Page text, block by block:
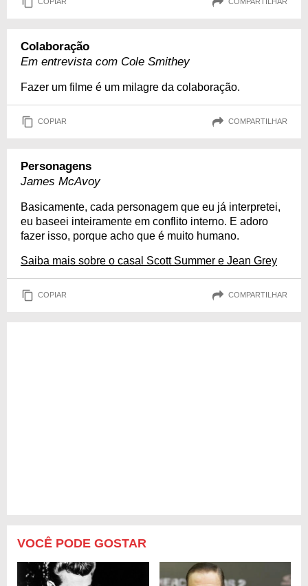
Colaboração
Em entrevista com Cole Smithey
Fazer um filme é um milagre da colaboração.
COPIAR COMPARTILHAR
Personagens
James McAvoy
Basicamente, cada personagem que eu já interpretei,
eu baseei inteiramente em conflito interno. E adoro
fazer isso, porque acho que é muito humano.
Saiba mais sobre o casal Scott Summer e Jean Grey
COPIAR COMPARTILHAR
VOCÊ PODE GOSTAR